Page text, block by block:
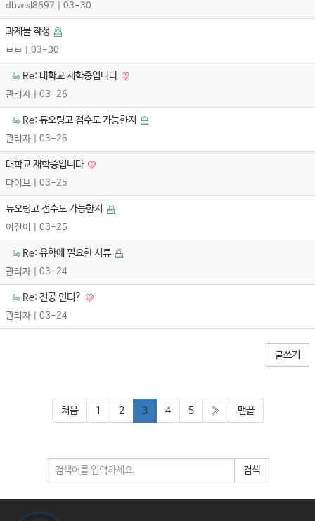
dbwlsl8697 | 03-30
과제물 작성
ㅂㅂ | 03-30
Re: 대학교 재학중입니다
관리자 | 03-26
Re: 듀오링고 점수도 가능한지
관리자 | 03-26
대학교 재학중입니다
다이브 | 03-25
듀오링고 점수도 가능한지
이진이 | 03-25
Re: 유학에 필요한 서류
관리자 | 03-24
Re: 전공 언디?
관리자 | 03-24
글쓰기
처음 1 2 3 4 5 » 맨끝
검색